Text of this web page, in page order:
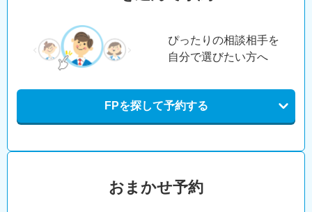
ぴったりの相談相手を
自分で選びたい方へ
FPを探して予約する
おまかせ予約